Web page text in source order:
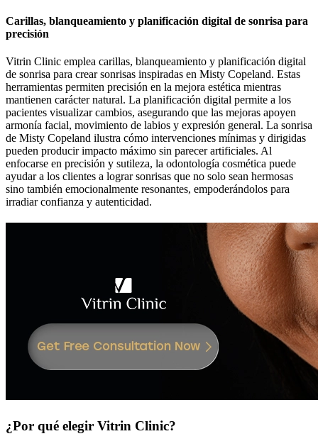
Carillas, blanqueamiento y planificación digital de sonrisa para
precisión
Vitrin Clinic emplea carillas, blanqueamiento y planificación digital
de sonrisa para crear sonrisas inspiradas en Misty Copeland. Estas
herramientas permiten precisión en la mejora estética mientras
mantienen carácter natural. La planificación digital permite a los
pacientes visualizar cambios, asegurando que las mejoras apoyen
armonía facial, movimiento de labios y expresión general. La sonrisa
de Misty Copeland ilustra cómo intervenciones mínimas y dirigidas
pueden producir impacto máximo sin parecer artificiales. Al
enfocarse en precisión y sutileza, la odontología cosmética puede
ayudar a los clientes a lograr sonrisas que no solo sean hermosas
sino también emocionalmente resonantes, empoderándolos para
irradiar confianza y autenticidad.
¿Por qué elegir Vitrin Clinic?